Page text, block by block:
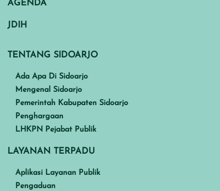
AGENDA
JDIH
TENTANG SIDOARJO
Ada Apa Di Sidoarjo
Mengenal Sidoarjo
Pemerintah Kabupaten Sidoarjo
Penghargaan
LHKPN Pejabat Publik
LAYANAN TERPADU
Aplikasi Layanan Publik
Pengaduan